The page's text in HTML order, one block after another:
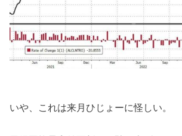
いや、これは来月ひじょーに怪しい。